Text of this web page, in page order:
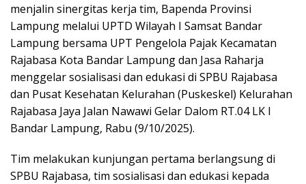
menjalin sinergitas kerja tim, Bapenda Provinsi
Lampung melalui UPTD Wilayah I Samsat Bandar
Lampung bersama UPT Pengelola Pajak Kecamatan
Rajabasa Kota Bandar Lampung dan Jasa Raharja
menggelar sosialisasi dan edukasi di SPBU Rajabasa
dan Pusat Kesehatan Kelurahan (Puskeskel) Kelurahan
Rajabasa Jaya Jalan Nawawi Gelar Dalom RT.04 LK I
Bandar Lampung, Rabu (9/10/2025).
Tim melakukan kunjungan pertama berlangsung di
SPBU Rajabasa, tim sosialisasi dan edukasi kepada